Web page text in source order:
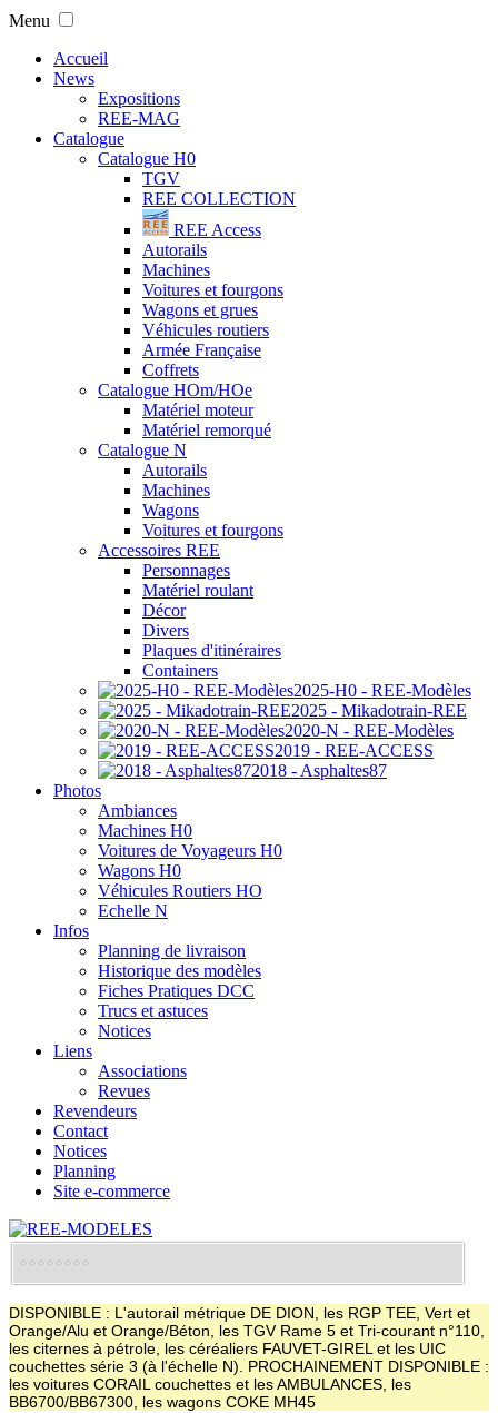
Menu
Accueil
News
Expositions
REE-MAG
Catalogue
Catalogue H0
TGV
REE COLLECTION
REE Access
Autorails
Machines
Voitures et fourgons
Wagons et grues
Véhicules routiers
Armée Française
Coffrets
Catalogue HOm/HOe
Matériel moteur
Matériel remorqué
Catalogue N
Autorails
Machines
Wagons
Voitures et fourgons
Accessoires REE
Personnages
Matériel roulant
Décor
Divers
Plaques d'itinéraires
Containers
2025-H0 - REE-Modèles
2025 - Mikadotrain-REE
2020-N - REE-Modèles
2019 - REE-ACCESS
2018 - Asphaltes87
Photos
Ambiances
Machines H0
Voitures de Voyageurs H0
Wagons H0
Véhicules Routiers HO
Echelle N
Infos
Planning de livraison
Historique des modèles
Fiches Pratiques DCC
Trucs et astuces
Notices
Liens
Associations
Revues
Revendeurs
Contact
Notices
Planning
Site e-commerce
DISPONIBLE : L'autorail métrique DE DION, les RGP TEE, Vert et
Orange/Alu et Orange/Béton, les TGV Rame 5 et Tri-courant n°110,
les citernes à pétrole, les céréaliers FAUVET-GIREL et les UIC
couchettes série 3 (à l'échelle N). PROCHAINEMENT DISPONIBLE :
les voitures CORAIL couchettes et les AMBULANCES, les
BB6700/BB67300, les wagons COKE MH45